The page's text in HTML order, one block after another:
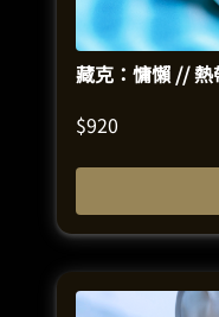
藏克：慵懶 // 熱
$920